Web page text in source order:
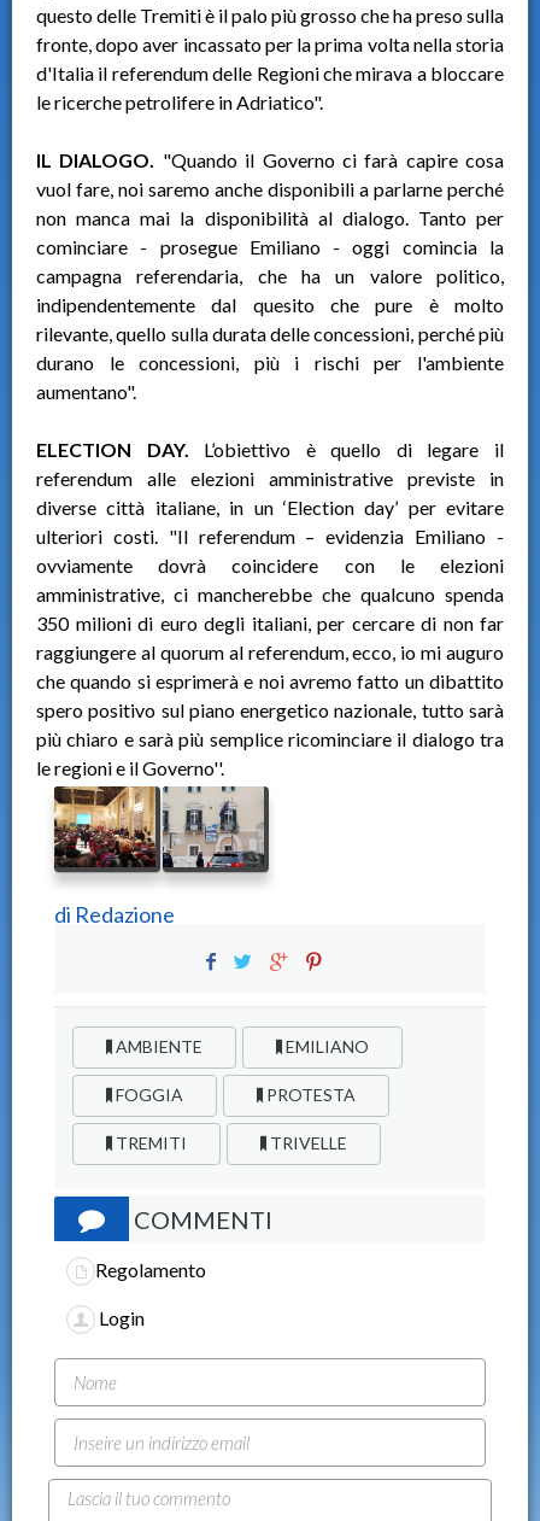
questo delle Tremiti è il palo più grosso che ha preso sulla
fronte, dopo aver incassato per la prima volta nella storia
d'Italia il referendum delle Regioni che mirava a bloccare
le ricerche petrolifere in Adriatico".
IL DIALOGO. "Quando il Governo ci farà capire cosa
vuol fare, noi saremo anche disponibili a parlarne perché
non manca mai la disponibilità al dialogo. Tanto per
cominciare - prosegue Emiliano - oggi comincia la
campagna referendaria, che ha un valore politico,
indipendentemente dal quesito che pure è molto
rilevante, quello sulla durata delle concessioni, perché più
durano le concessioni, più i rischi per l'ambiente
aumentano".
ELECTION DAY. L’obiettivo è quello di legare il
referendum alle elezioni amministrative previste in
diverse città italiane, in un ‘Election day’ per evitare
ulteriori costi. "Il referendum – evidenzia Emiliano -
ovviamente dovrà coincidere con le elezioni
amministrative, ci mancherebbe che qualcuno spenda
350 milioni di euro degli italiani, per cercare di non far
raggiungere al quorum al referendum, ecco, io mi auguro
che quando si esprimerà e noi avremo fatto un dibattito
spero positivo sul piano energetico nazionale, tutto sarà
più chiaro e sarà più semplice ricominciare il dialogo tra
le regioni e il Governo''.
di Redazione
AMBIENTE EMILIANO
FOGGIA PROTESTA
TREMITI TRIVELLE
COMMENTI
Regolamento
Login